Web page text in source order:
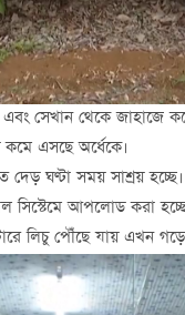
সেখান থেকে জাহাজে
এসছে অর্ধেকে।
দেড় ঘণ্টা সময় সাশ্রয়
সিস্টেমে আপলোড করা
লিচু পৌঁছে যায় এখন